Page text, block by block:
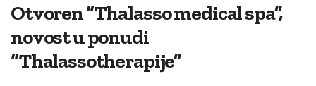
Otvoren “Thalasso medical spa”,
novost u ponudi
“Thalassotherapije”